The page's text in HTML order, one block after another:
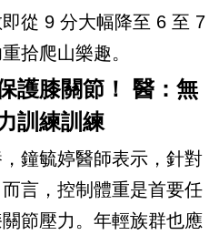
從 9 分大幅降至 6 至 7
拾爬山樂趣。
護膝關節！ 醫：無
訓練訓練
鐘毓婷醫師表示，針對
而言，控制體重是首要任
節壓力。年輕族群也應